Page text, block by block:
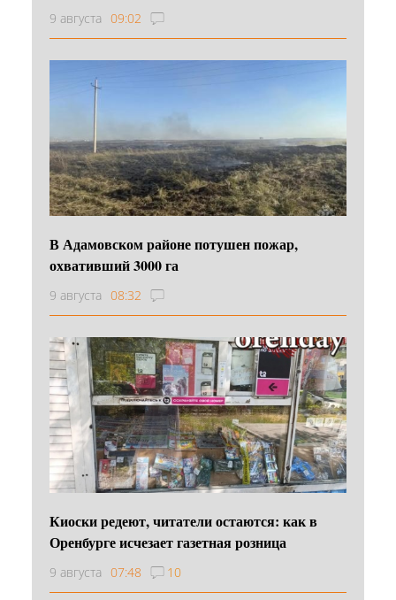
9 августа 09:02
В Адамовском районе потушен пожар,
охвативший 3000 га
9 августа 08:32
Киоски редеют, читатели остаются: как в
Оренбурге исчезает газетная розница
9 августа 07:48 10